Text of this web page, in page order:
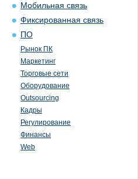
Мобильная связь
Фиксированная связь
ПО
Рынок ПК
Маркетинг
Торговые сети
Оборудование
Outsourcing
Кадры
Регулирование
Финансы
Web